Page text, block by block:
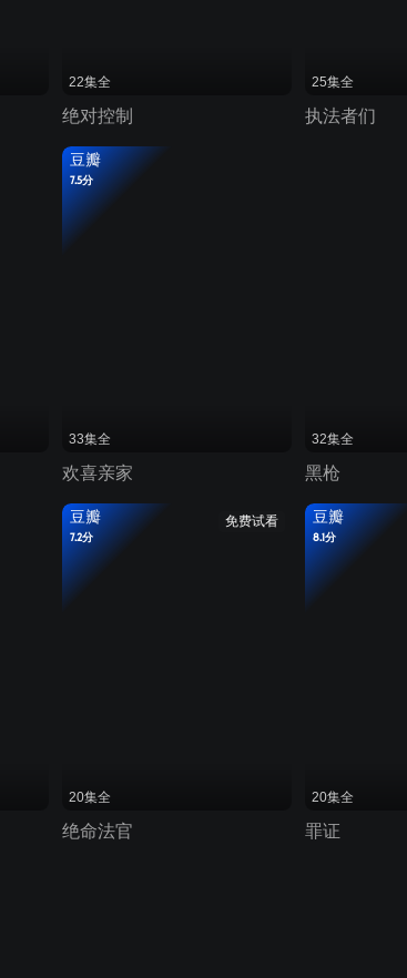
22集全
绝对控制
25集全
执法者们
豆瓣
7.5分
33集全
欢喜亲家
32集全
黑枪
免费试看
豆瓣
7.2分
20集全
绝命法官
豆瓣
8.1分
20集全
罪证